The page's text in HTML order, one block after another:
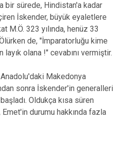
bir sürede, Hindistan'a kadar
İskender, büyük eyaletlere
M.Ö. 323 yılında, henüz 33
de, "İmparatorluğu kime
layık olana !" cevabını vermiştir.
Makedonya
sonra İskender'in generalleri
Oldukça kısa süren
durumu hakkında fazla